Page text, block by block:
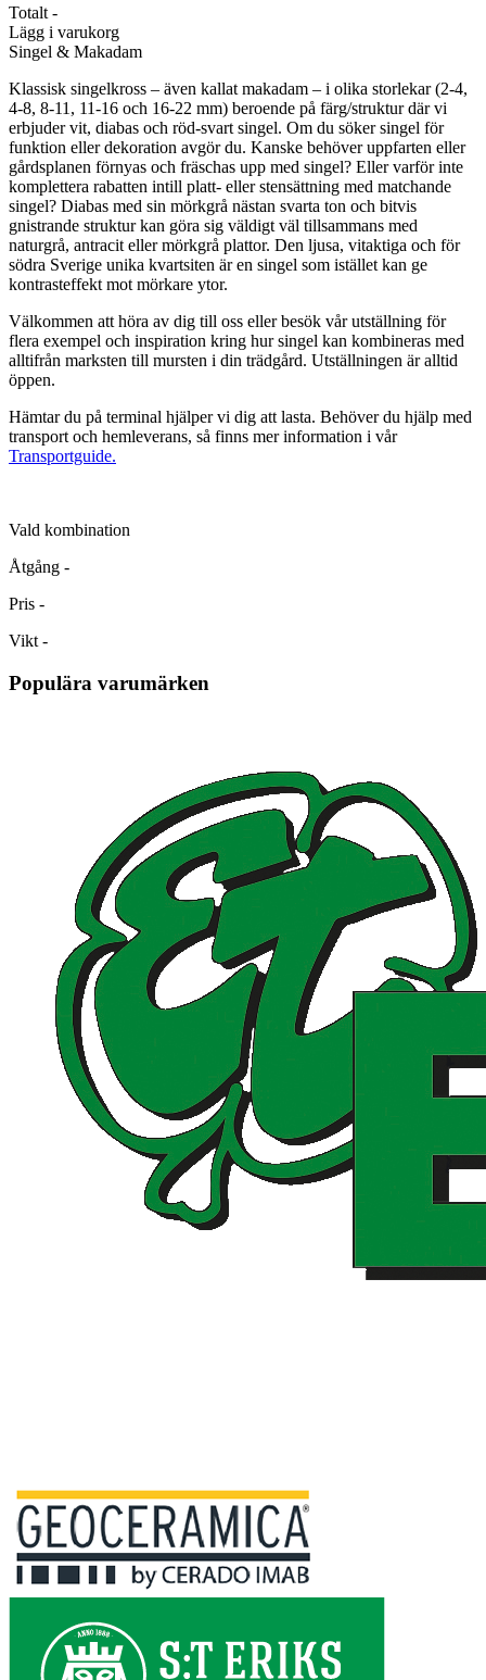
Totalt -
Lägg i varukorg
Singel & Makadam
Klassisk singelkross – även kallat makadam – i olika storlekar (2-4,
4-8, 8-11, 11-16 och 16-22 mm) beroende på färg/struktur där vi
erbjuder vit, diabas och röd-svart singel. Om du söker singel för
funktion eller dekoration avgör du. Kanske behöver uppfarten eller
gårdsplanen förnyas och fräschas upp med singel? Eller varför inte
komplettera rabatten intill platt- eller stensättning med matchande
singel? Diabas med sin mörkgrå nästan svarta ton och bitvis
gnistrande struktur kan göra sig väldigt väl tillsammans med
naturgrå, antracit eller mörkgrå plattor. Den ljusa, vitaktiga och för
södra Sverige unika kvartsiten är en singel som istället kan ge
kontrasteffekt mot mörkare ytor.
Välkommen att höra av dig till oss eller besök vår utställning för
flera exempel och inspiration kring hur singel kan kombineras med
alltifrån marksten till mursten i din trädgård. Utställningen är alltid
öppen.
Hämtar du på terminal hjälper vi dig att lasta. Behöver du hjälp med
transport och hemleverans, så finns mer information i vår
Transportguide.
Vald kombination
Åtgång -
Pris -
Vikt -
Populära varumärken